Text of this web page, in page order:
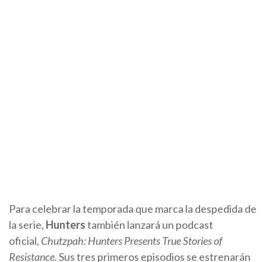
Para celebrar la temporada que marca la despedida de
la serie, Hunterstambién lanzará un podcast
oficial, Chutzpah: Hunters Presents True Stories of
Resistance.Sus tres primeros episodios se estrenarán